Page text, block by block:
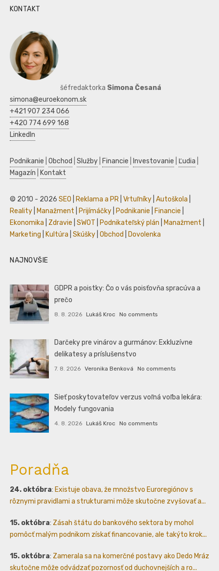
KONTAKT
šéfredaktorka Simona Česaná
simona@euroekonom.sk
+421 907 234 066
+420 774 699 168
LinkedIn
Podnikanie Obchod Služby Financie Investovanie Ľudia
Magazín
Kontakt
© 2010 - 2026 SEO Reklama a PR Vrtuľníky Autoškola
Reality
Manažment Prijímáčky Podnikanie Financie
Ekonomika
Zdravie SWOT Podnikateľský plán Manažment
Marketing
Kultúra Skúšky Obchod Dovolenka
NAJNOVŠIE
GDPR a poistky: Čo o vás poisťovňa spracúva a
prečo
8. 8. 2026 Lukáš Kroc No comments
Darčeky pre vinárov a gurmánov: Exkluzívne
delikatesy a príslušenstvo
7. 8. 2026 Veronika Benková No comments
Sieť poskytovateľov verzus voľná voľba lekára:
Modely fungovania
4. 8. 2026 Lukáš Kroc No comments
Poradňa
24. októbra: Existuje obava, že množstvo Euroregiónov s
rôznymi pravidlami a strukturami môže skutočne zvyšovať a...
15. októbra: Zásah štátu do bankového sektora by mohol
pomôcť malým podnikom získať financovanie, ale takýto krok...
15. októbra: Zamerala sa na komerčné postavy ako Dedo Mráz
skutočne môže odvádzať pozornosť od duchovnejších a ro...